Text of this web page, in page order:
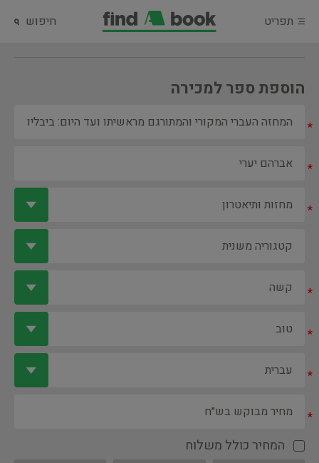
תפריט חיפוש
הוספת ספר למכירה
*
*
*
*
*
*
*
המחיר כולל משלוח